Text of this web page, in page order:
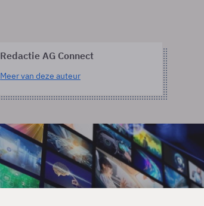
Redactie AG Connect
Meer van deze auteur